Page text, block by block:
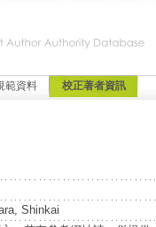
範資料 校正著者資訊
Shinkai